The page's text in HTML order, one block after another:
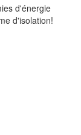
d'énergie
d'isolation!